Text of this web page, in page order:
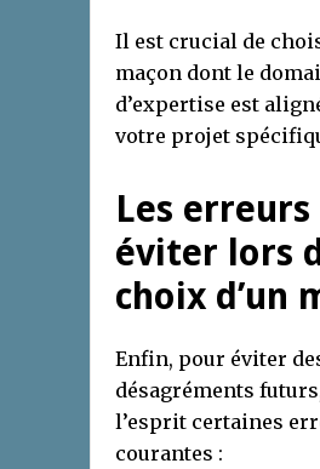
Il est crucial de
maçon dont le
d’expertise est
votre projet
Les erreurs
éviter lors
choix d’un
Enfin, pour éviter
désagréments
l’esprit certaines
courantes :